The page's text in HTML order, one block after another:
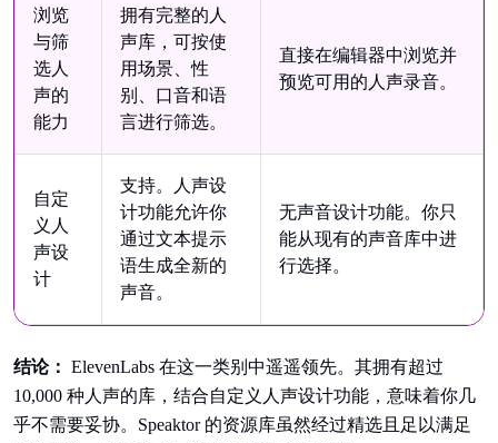
浏览
与筛
选人
声的
能力
拥有完整的人
声库，可按使
用场景、性
别、口音和语
言进行筛选。
直接在编辑器中浏览并
预览可用的人声录音。
自定
义人
声设
计
支持。人声设
计功能允许你
通过文本提示
语生成全新的
声音。
无声音设计功能。你只
能从现有的声音库中进
行选择。
结论： ElevenLabs 在这一类别中遥遥领先。其拥有超过
10,000 种人声的库，结合自定义人声设计功能，意味着你几
乎不需要妥协。Speaktor 的资源库虽然经过精选且足以满足